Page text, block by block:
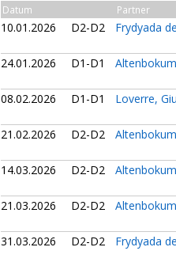
Datum Partner
10.01.2026 D2-D2 Frydyada
24.01.2026 D1-D1
08.02.2026 D1-D1 Loverre,
21.02.2026 D2-D2
14.03.2026 D2-D2
21.03.2026 D2-D2
31.03.2026 D2-D2 Frydyada